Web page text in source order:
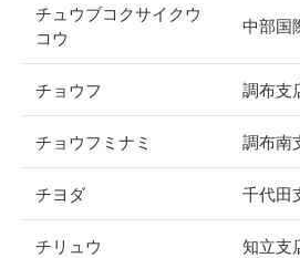
チュウブコクサイクウ
コウ
中部国
チョウフ 調布支
チョウフミナミ 調布南
チヨダ 千代田
チリュウ 知立支